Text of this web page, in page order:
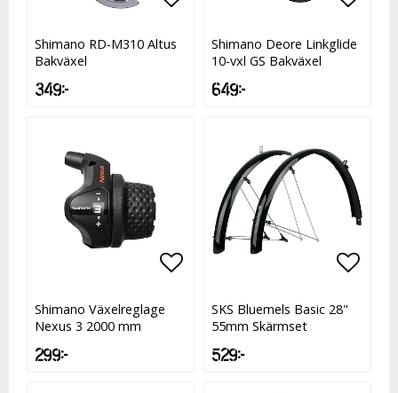
Lägg till i favoritlistan
Lägg till i favoritlistan
Shimano RD-M310 Altus
Bakväxel
349 kr
Lägg
Shimano Deore Linkglide
10-vxl GS Bakväxel
649 kr
Lägg till i favoritlistan
Shimano Växelreglage
Nexus 3 2000 mm
299 kr
Lägg
SKS Bluemels Basic 28"
55mm Skärmset
529 kr